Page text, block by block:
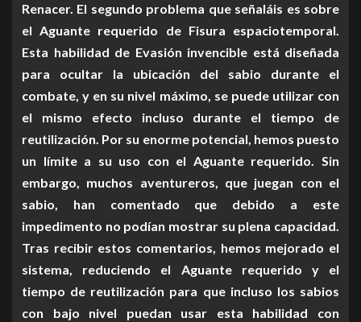
Renacer. El segundo problema que señaláis es sobre
el Aguante requerido de Fisura espaciotemporal.
Esta habilidad de Evasión invencible está diseñada
para ocultar la ubicación del sabio durante el
combate, y en su nivel máximo, se puede utilizar con
el mismo efecto incluso durante el tiempo de
reutilización. Por su enorme potencial, hemos puesto
un límite a su uso con el Aguante requerido. Sin
embargo, muchos aventureros, que juegan con el
sabio, han comentado que debido a este
impedimento no podían mostrar su plena capacidad.
Tras recibir estos comentarios, hemos mejorado el
sistema, reduciendo el Aguante requerido y el
tiempo de reutilización para que incluso los sabios
con bajo nivel puedan usar esta habilidad con